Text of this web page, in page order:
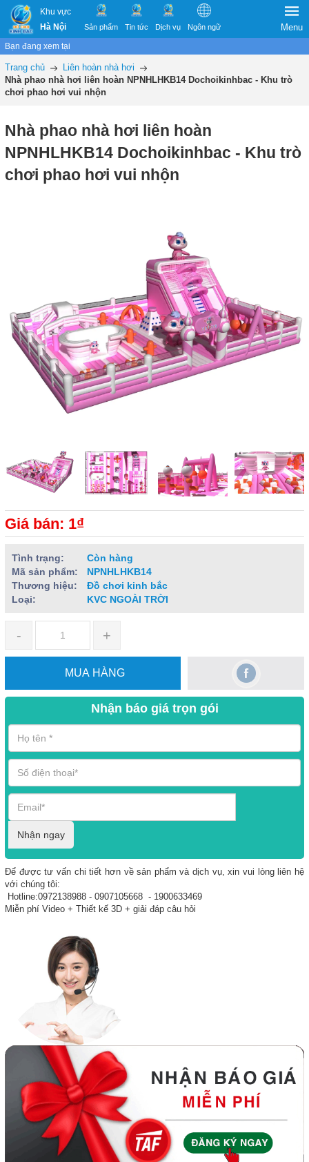
Khu vực
Hà Nội
Sản phẩm Tin tức Dịch vụ Ngôn ngữ Menu
Bạn đang xem tại
Trang chủ
Liên hoàn nhà hơi
Nhà phao nhà hơi liên hoàn NPNHLHKB14 Dochoikinhbac - Khu trò
chơi phao hơi vui nhộn
Nhà phao nhà hơi liên hoàn
NPNHLHKB14 Dochoikinhbac - Khu trò
chơi phao hơi vui nhộn
Giá bán: 1₫
Tình trạng:
Còn hàng
Mã sản phẩm:
NPNHLHKB14
Thương hiệu:
Đồ chơi kinh bắc
Loại:
KVC NGOÀI TRỜI
- +
MUA HÀNG
Nhận báo giá trọn gói
Nhận ngay
Để được tư vấn chi tiết hơn về sản phẩm và dịch vụ, xin vui lòng liên hệ
với chúng tôi:
Hotline:0972138988 - 0907105668 - 1900633469
Miễn phí Video + Thiết kế 3D + giải đáp câu hỏi